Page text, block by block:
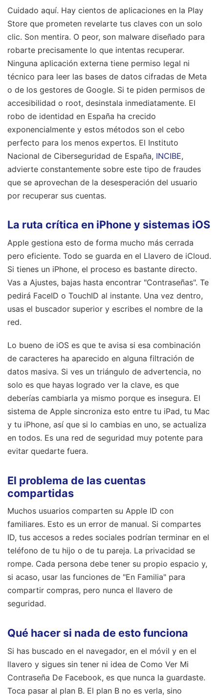
Cuidado aquí. Hay cientos de aplicaciones en la Play
Store que prometen revelarte tus claves con un solo
clic. Son mentira. O peor, son malware diseñado para
robarte precisamente lo que intentas recuperar.
Ninguna aplicación externa tiene permiso legal ni
técnico para leer las bases de datos cifradas de Meta
o de los gestores de Google. Si te piden permisos de
accesibilidad o root, desinstala inmediatamente. El
robo de identidad en España ha crecido
exponencialmente y estos métodos son el cebo
perfecto para los menos expertos. El Instituto
Nacional de Ciberseguridad de España, INCIBE,
advierte constantemente sobre este tipo de fraudes
que se aprovechan de la desesperación del usuario
por recuperar sus cuentas.
La ruta crítica en iPhone y sistemas iOS
Apple gestiona esto de forma mucho más cerrada
pero eficiente. Todo se guarda en el Llavero de iCloud.
Si tienes un iPhone, el proceso es bastante directo.
Vas a Ajustes, bajas hasta encontrar "Contraseñas". Te
pedirá FaceID o TouchID al instante. Una vez dentro,
usas el buscador superior y escribes el nombre de la
red.
Lo bueno de iOS es que te avisa si esa combinación
de caracteres ha aparecido en alguna filtración de
datos masiva. Si ves un triángulo de advertencia, no
solo es que hayas logrado ver la clave, es que
deberías cambiarla ya mismo porque es insegura. El
sistema de Apple sincroniza esto entre tu iPad, tu Mac
y tu iPhone, así que si lo cambias en uno, se actualiza
en todos. Es una red de seguridad muy potente para
evitar quedarte fuera.
El problema de las cuentas
compartidas
Muchos usuarios comparten su Apple ID con
familiares. Esto es un error de manual. Si compartes
ID, tus accesos a redes sociales podrían terminar en el
teléfono de tu hijo o de tu pareja. La privacidad se
rompe. Cada persona debe tener su propio espacio y,
si acaso, usar las funciones de "En Familia" para
compartir compras, pero nunca el llavero de
seguridad.
Qué hacer si nada de esto funciona
Si has buscado en el navegador, en el móvil y en el
llavero y sigues sin tener ni idea de Como Ver Mi
Contraseña De Facebook, es que nunca la guardaste.
Toca pasar al plan B. El plan B no es verla, sino